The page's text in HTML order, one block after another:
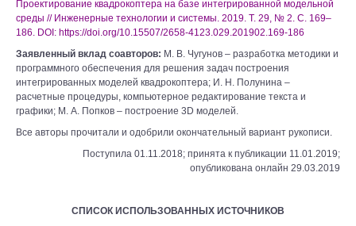
Проектирование квадрокоптера на базе интегрированной модельной
среды // Инженерные технологии и системы. 2019. Т. 29, № 2. С. 169–
186. DOI: https://doi.org/10.15507/2658-4123.029.201902.169-186
Заявленный вклад соавторов: М. В. Чугунов – разработка методики и
программного обеспечения для решения задач построения
интегрированных моделей квадрокоптера; И. Н. Полунина –
расчетные процедуры, компьютерное редактирование текста и
графики; М. А. Попков – построение 3D моделей.
Все авторы прочитали и одобрили окончательный вариант рукописи.
Поступила 01.11.2018; принята к публикации 11.01.2019;
опубликована онлайн 29.03.2019
СПИСОК ИСПОЛЬЗОВАННЫХ ИСТОЧНИКОВ